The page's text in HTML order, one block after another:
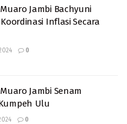
Jambi Bachyuni
Inflasi Secara
0
Jambi Senam
Ulu
0